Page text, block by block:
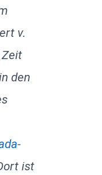
v.
Zeit
den
ist